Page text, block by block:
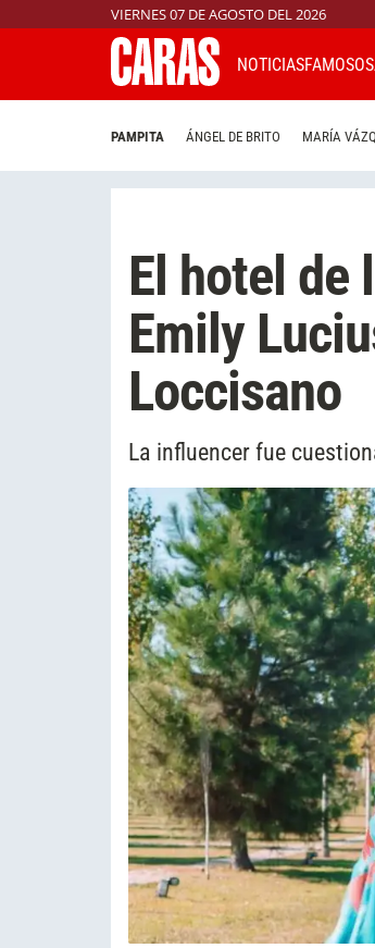
VIERNES 07 DE AGOSTO DEL 2026
NOTICIASFAMOSOS
PAMPITA ÁNGEL DE BRITO MARÍA
El hotel de
Emily
Loccisano
La influencer fue